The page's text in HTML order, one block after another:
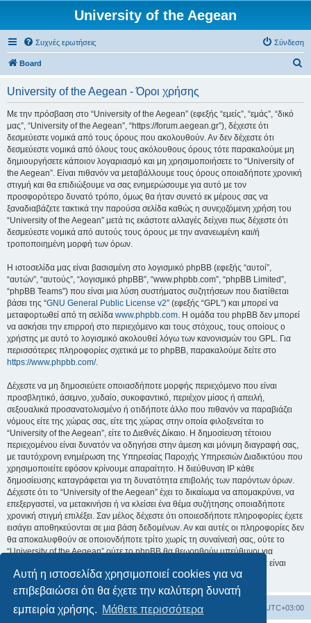
Αυτή η ιστοσελίδα χρησιμοποιεί cookies για να
επιβεβαιώσει ότι θα έχετε την καλύτερη δυνατή
εμπειρία χρήσης. Μάθετε περισσότερα
University of the Aegean
Συχνές ερωτήσεις Σύνδεση
Board
University of the Aegean - Όροι χρήσης
Με την πρόσβαση στο “University of the Aegean” (εφεξής “εμείς”, “εμάς”, “δικό
μας”, “University of the Aegean”, “https://forum.aegean.gr”), δέχεστε ότι
δεσμεύεστε νομικά από τους όρους που ακολουθούν. Αν δεν δέχεστε ότι
δεσμεύεστε νομικά από όλους τους ακόλουθους όρους τότε παρακαλούμε μη
δημιουργήσετε κάποιον λογαριασμό και μη χρησιμοποιήσετε το “University of
the Aegean”. Είναι πιθανόν να μεταβάλλουμε τους όρους οποιαδήποτε χρονική
στιγμή και θα επιδιώξουμε να σας ενημερώσουμε για αυτό με τον
προσφορότερο δυνατό τρόπο, όμως θα ήταν συνετό εκ μέρους σας να
ξαναδιαβάζετε τακτικά την παρούσα σελίδα καθώς η συνεχιζόμενη χρήση του
“University of the Aegean” μετά τις εκάστοτε αλλαγές δείχνει πως δέχεστε ότι
δεσμεύεστε νομικά από αυτούς τους όρους με την ανανεωμένη και/ή
τροποποιημένη μορφή των όρων.
Η ιστοσελίδα μας είναι βασισμένη στο λογισμικό phpBB (εφεξής “αυτοί”,
“αυτών”, “αυτούς”, “λογισμικό phpBB”, “www.phpbb.com”, “phpBB Limited”,
“phpBB Teams”) που είναι μια λύση συστήματος συζητήσεων που διατίθεται
βάσει της “GNU General Public License v2” (εφεξής “GPL”) και μπορεί να
μεταφορτωθεί από τη σελίδα www.phpbb.com. Η ομάδα του phpBB δεν μπορεί
να ασκήσει την επιρροή στο περιεχόμενο και τους στόχους, τους οποίους ο
χρήστης με αυτό το λογισμικό ακολουθεί λόγω των κανονισμών του GPL. Για
περισσότερες πληροφορίες σχετικά με το phpBB, παρακαλούμε δείτε στο
https://www.phpbb.com/.
Δέχεστε να μη δημοσιεύετε οποιασδήποτε μορφής περιεχόμενο που είναι
προσβλητικό, άσεμνο, χυδαίο, συκοφαντικό, περιέχον μίσος ή απειλή,
σεξουαλικά προσανατολισμένο ή οτιδήποτε άλλο που πιθανόν να παραβιάζει
νόμους είτε της χώρας σας, είτε της χώρας στην οποία φιλοξενείται το
“University of the Aegean”, είτε το Διεθνές Δίκαιο. Η δημοσίευση τέτοιου
περιεχομένου είναι δυνατόν να οδηγήσει στην άμεση και μόνιμη διαγραφή σας,
με ταυτόχρονη ενημέρωση της Υπηρεσίας Παροχής Υπηρεσιών Διαδικτύου που
χρησιμοποιείτε εφόσον κρίνουμε απαραίτητο. Η διεύθυνση IP κάθε
δημοσίευσης καταγράφεται για τη δυνατότητα επιβολής των παρόντων όρων.
Δέχεστε ότι το “University of the Aegean” έχει το δικαίωμα να απομακρύνει, να
επεξεργαστεί, να μετακινήσει ή να κλείσει ένα θέμα συζήτησης οποιαδήποτε
χρονική στιγμή επιλέξει. Σαν μέλος δέχεστε ότι οποιεσδήποτε πληροφορίες έχετε
εισάγει αποθηκεύονται σε μια βάση δεδομένων. Αν και αυτές οι πληροφορίες δεν
θα αποκαλυφθούν σε οποιονδήποτε τρίτο χωρίς τη συναίνεσή σας, ούτε το
“University of the Aegean” ούτε το phpBB θα θεωρηθούν υπεύθυνοι για
οποιαδήποτε απόπειρα ηλεκτρονικής εισβολής ή παραβίασης η οποία είναι
δυνατόν να οδηγήσει σε απώλεια αυτών των δεδομένων.
Board Όλοι οι χρόνοι είναι UTC+03:00
Διαγραφή cookies